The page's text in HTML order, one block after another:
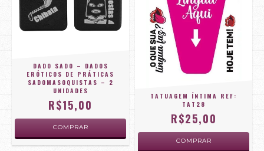
DADO SADO – DADOS
ERÓTICOS DE PRÁTICAS
SADOMASOQUISTAS – 2
UNIDADES
R$15,00
TATUAGEM ÍNTIMA REF:
TAT28
R$25,00